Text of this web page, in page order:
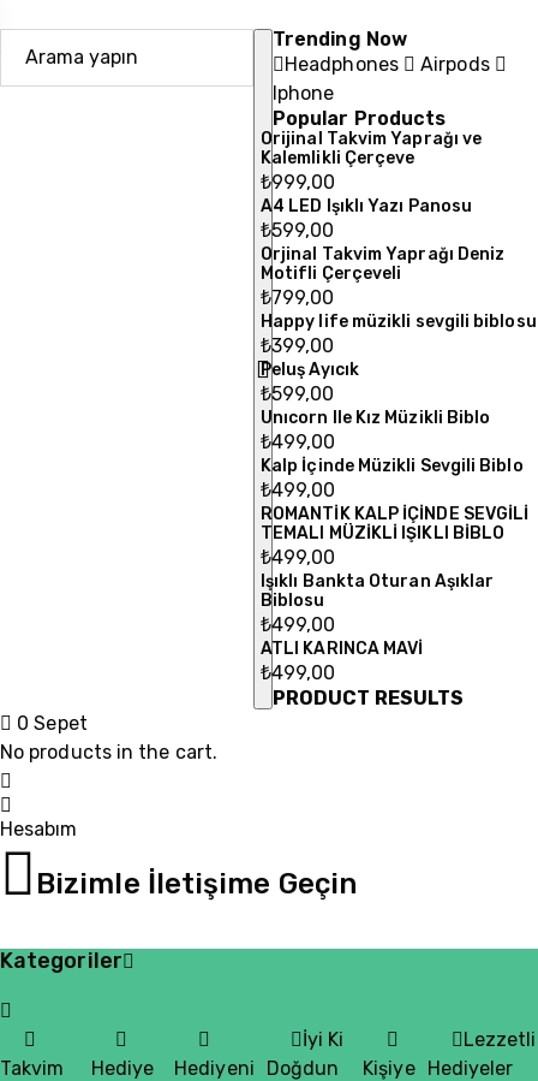
Trending Now
Headphones
Airpods
Iphone
Popular Products
Orijinal Takvim Yaprağı ve
Kalemlikli Çerçeve
₺999,00
A4 LED Işıklı Yazı Panosu
₺599,00
Orjinal Takvim Yaprağı Deniz
Motifli Çerçeveli
₺799,00
Happy life müzikli sevgili biblosu
₺399,00
Peluş Ayıcık
₺599,00
Unıcorn Ile Kız Müzikli Biblo
₺499,00
Kalp İçinde Müzikli Sevgili Biblo
₺499,00
ROMANTİK KALP İÇİNDE SEVGİLİ
TEMALI MÜZİKLİ IŞIKLI BİBLO
₺499,00
Işıklı Bankta Oturan Aşıklar
Biblosu
₺499,00
ATLI KARINCA MAVİ
₺499,00
PRODUCT RESULTS
0 Sepet
No products in the cart.
Hesabım
Bizimle İletişime Geçin
Kategoriler
Takvim
Hediye
Hediyeni
İyi Ki
Doğdun
Kişiye
Lezzetli
Hediyeler